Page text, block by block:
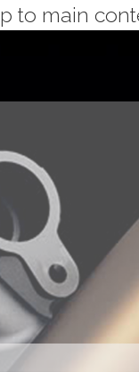
to main